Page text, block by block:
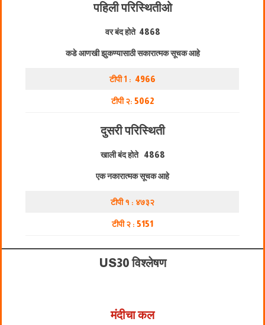
पहिली परिस्थितीओ
वर बंद होते 4868
कडे आणखी झुकण्यासाठी सकारात्मक सूचक आहे
टीपी 1 : 4966
टीपी २: 5062
दुसरी परिस्थिती
खाली बंद होते 4868
एक नकारात्मक सूचक आहे
टीपी १ : ४७३२
टीपी २ : 5151
US30 विश्लेषण
मंदीचा कल